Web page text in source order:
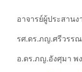
อาจารย์ผู้ประสาน
รศ.ดร.ภญ.ศรีวรร
อ.ดร.ภญ.อังศุมา